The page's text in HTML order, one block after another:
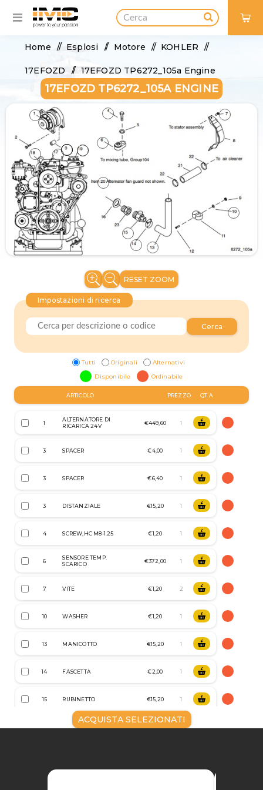
Home / Esplosi / Motore / KOHLER /
17EFOZD / 17EFOZD TP6272_105a Engine
17EFOZD TP6272_105A ENGINE
RESET ZOOM
Cerca
Impostazioni di ricerca
Tutti Originali
Alternativi
Disponibile
Ordinabile
ARTICOLO PREZZO QT.A
1
ALTERNATORE DI
RICARICA 24V
€449,60
3 SPACER €4,00
3 SPACER €6,40
3 DISTANZIALE €15,20
4 SCREW,HC M8-1.25 €1,20
6
SENSORE TEMP.
SCARICO
€372,00
7 VITE €1,20
10 WASHER €1,20
13 MANICOTTO €15,20
14 FASCETTA €2,00
15 RUBINETTO €15,20
BOCCOLA
ACQUISTA SELEZIONATI